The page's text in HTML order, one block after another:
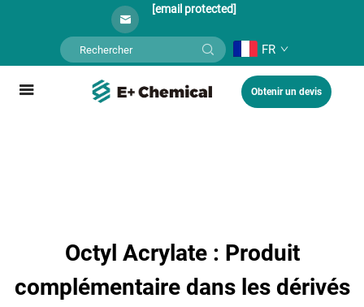
[email protected]
FR
Obtenir un devis
Octyl Acrylate : Produit
complémentaire dans les dérivés